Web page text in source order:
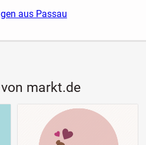
aus Passau
markt.de